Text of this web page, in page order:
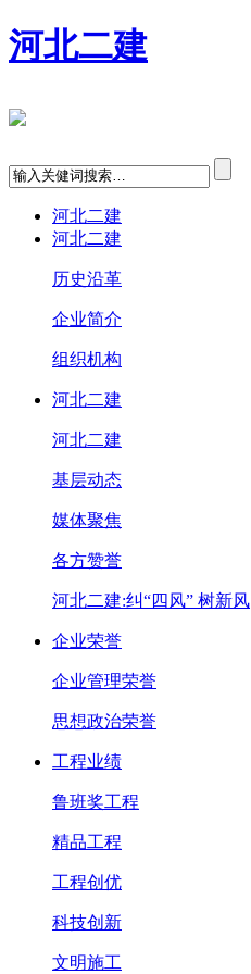
河北二建
河北二建
河北二建
历史沿革
企业简介
组织机构
河北二建
河北二建
基层动态
媒体聚焦
各方赞誉
河北二建:纠“四风” 树新风
企业荣誉
企业管理荣誉
思想政治荣誉
工程业绩
鲁班奖工程
精品工程
工程创优
科技创新
文明施工